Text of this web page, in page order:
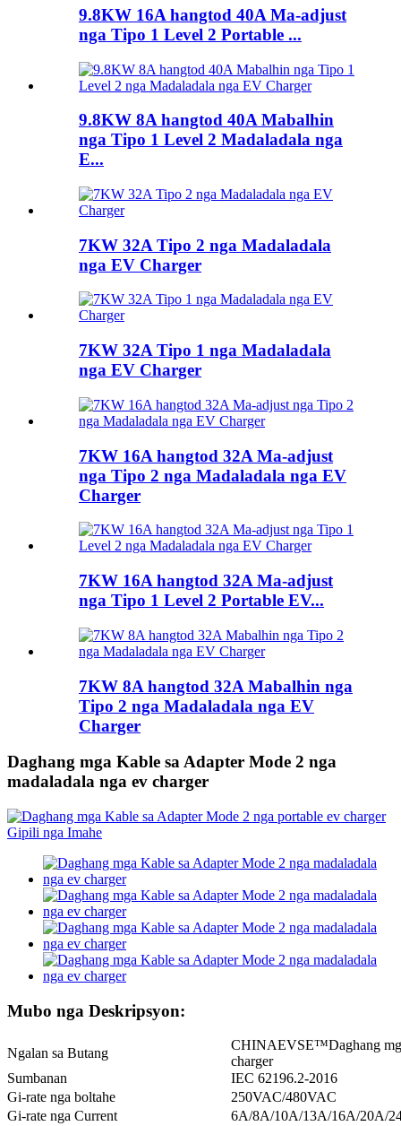
9.8KW 16A hangtod 40A Ma-adjust
nga Tipo 1 Level 2 Portable ...
9.8KW 8A hangtod 40A Mabalhin
nga Tipo 1 Level 2 Madaladala nga
E...
7KW 32A Tipo 2 nga Madaladala
nga EV Charger
7KW 32A Tipo 1 nga Madaladala
nga EV Charger
7KW 16A hangtod 32A Ma-adjust
nga Tipo 2 nga Madaladala nga EV
Charger
7KW 16A hangtod 32A Ma-adjust
nga Tipo 1 Level 2 Portable EV...
7KW 8A hangtod 32A Mabalhin nga
Tipo 2 nga Madaladala nga EV
Charger
Daghang mga Kable sa Adapter Mode 2 nga
madaladala nga ev charger
Mubo nga Deskripsyon:
Ngalan sa Butang
CHINAEVSE™️Daghang
charger
Sumbanan
IEC 62196.2-2016
Gi-rate nga boltahe
250VAC/480VAC
Gi-rate nga Current
6A/8A/10A/13A/16A/20A/